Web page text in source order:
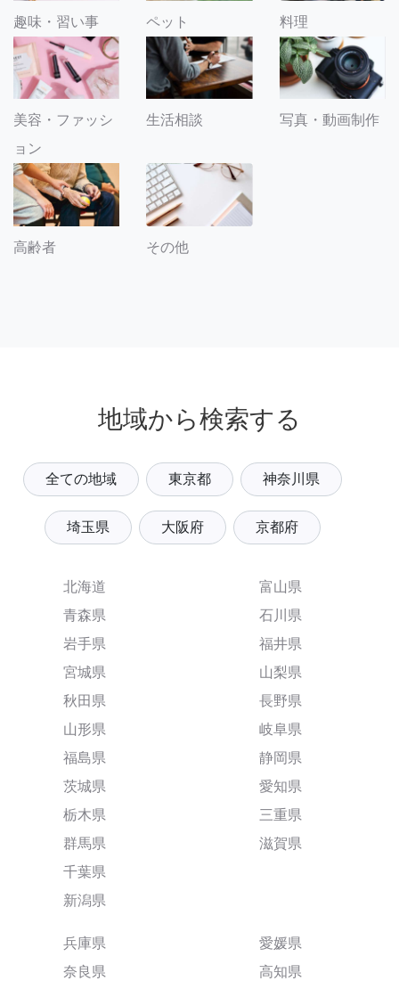
趣味・習い事 ペット 料理
美容・ファッシ
ョン
生活相談 写真・動画制作
高齢者 その他
地域から検索する
全ての地域 東京都 神奈川県
埼玉県 大阪府 京都府
北海道
青森県
岩手県
宮城県
秋田県
山形県
福島県
茨城県
栃木県
群馬県
千葉県
新潟県
富山県
石川県
福井県
山梨県
長野県
岐阜県
静岡県
愛知県
三重県
滋賀県
兵庫県
奈良県
愛媛県
高知県